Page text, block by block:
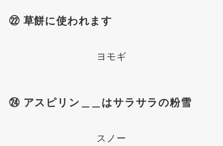
㉒ 草餅に使われます
ヨモギ
㉔ アスピリン＿＿はサラサラの粉雪
スノー